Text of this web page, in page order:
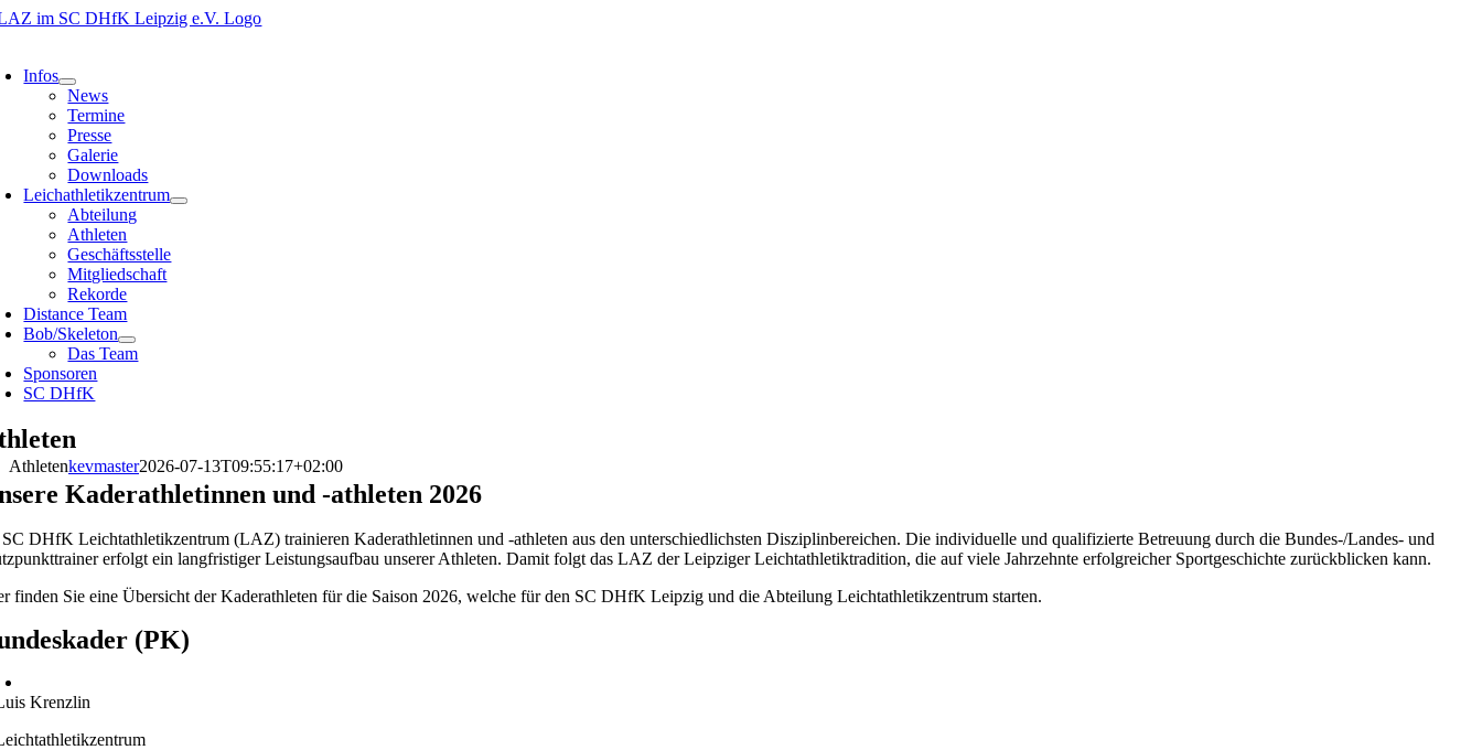
Zum
Infos
News
Termine
Presse
Galerie
Downloads
Leichathletikzentrum
Abteilung
Athleten
Geschäftsstelle
Mitgliedschaft
Rekorde
Distance Team
Bob/Skeleton
Das Team
Sponsoren
SC DHfK
Athletenkevmaster2026-07-13T09:55:17+02:00
Kaderathletinnen und -athleten 2026
DHfK Leichtathletikzentrum (LAZ) trainieren Kaderathletinnen und -athleten aus den unterschiedlichsten Disziplinbereichen. Die individuelle und qualifizierte Betreuung durch die Bundes-/Landes- und
erfolgt ein langfristiger Leistungsaufbau unserer Athleten. Damit folgt das LAZ der Leipziger Leichtathletiktradition, die auf viele Jahrzehnte erfolgreicher Sportgeschichte zurückblicken kann.
finden Sie eine Übersicht der Kaderathleten für die Saison 2026, welche für den SC DHfK Leipzig und die Abteilung Leichtathletikzentrum starten.
(PK)
Krenzlin